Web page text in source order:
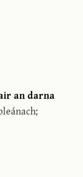
an darna